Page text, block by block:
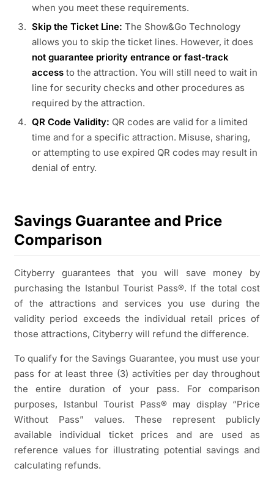
when you meet these requirements.
Skip the Ticket Line: The Show&Go Technology
allows you to skip the ticket lines. However, it does
not guarantee priority entrance or fast-track
access to the attraction. You will still need to wait in
line for security checks and other procedures as
required by the attraction.
QR Code Validity: QR codes are valid for a limited
time and for a specific attraction. Misuse, sharing,
or attempting to use expired QR codes may result in
denial of entry.
Savings Guarantee and Price
Comparison
Cityberry guarantees that you will save money by
purchasing the Istanbul Tourist Pass®. If the total cost
of the attractions and services you use during the
validity period exceeds the individual retail prices of
those attractions, Cityberry will refund the difference.
To qualify for the Savings Guarantee, you must use your
pass for at least three (3) activities per day throughout
the entire duration of your pass. For comparison
purposes, Istanbul Tourist Pass® may display “Price
Without Pass” values. These represent publicly
available individual ticket prices and are used as
reference values for illustrating potential savings and
calculating refunds.